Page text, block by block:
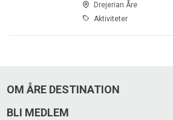
Drejerian Åre
Aktiviteter
OM ÅRE DESTINATION
BLI MEDLEM